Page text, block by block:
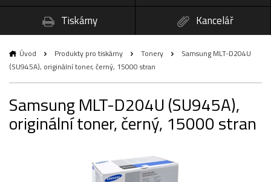
Tiskárny
Kancelář
Úvod Produkty pro tiskárny Tonery
Samsung MLT-D204U
(SU945A), originální toner, černý, 15000 stran
Samsung MLT-D204U (SU945A),
originální toner, černý, 15000 stran